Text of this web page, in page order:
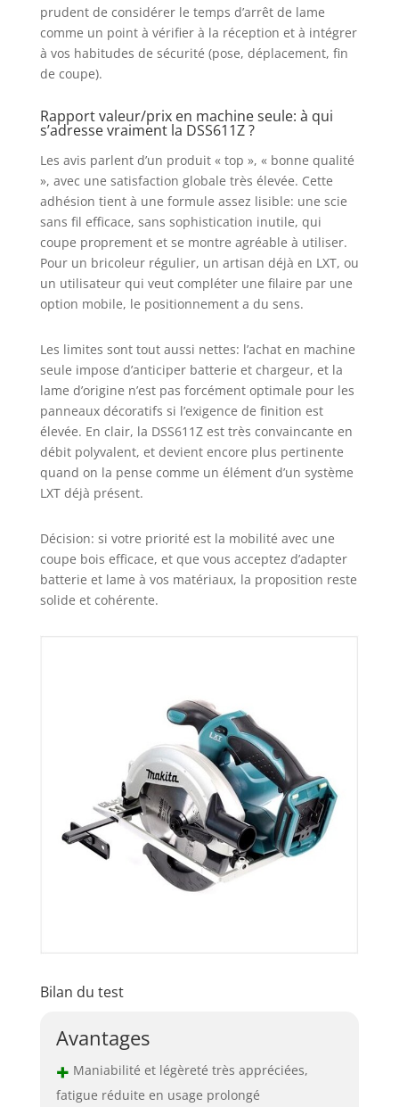
prudent de considérer le temps d’arrêt de lame
comme un point à vérifier à la réception et à intégrer
à vos habitudes de sécurité (pose, déplacement, fin
de coupe).
Rapport valeur/prix en machine seule: à qui
s’adresse vraiment la DSS611Z ?
Les avis parlent d’un produit « top », « bonne qualité
», avec une satisfaction globale très élevée. Cette
adhésion tient à une formule assez lisible: une scie
sans fil efficace, sans sophistication inutile, qui
coupe proprement et se montre agréable à utiliser.
Pour un bricoleur régulier, un artisan déjà en LXT, ou
un utilisateur qui veut compléter une filaire par une
option mobile, le positionnement a du sens.
Les limites sont tout aussi nettes: l’achat en machine
seule impose d’anticiper batterie et chargeur, et la
lame d’origine n’est pas forcément optimale pour les
panneaux décoratifs si l’exigence de finition est
élevée. En clair, la DSS611Z est très convaincante en
débit polyvalent, et devient encore plus pertinente
quand on la pense comme un élément d’un système
LXT déjà présent.
Décision: si votre priorité est la mobilité avec une
coupe bois efficace, et que vous acceptez d’adapter
batterie et lame à vos matériaux, la proposition reste
solide et cohérente.
Bilan du test
Avantages
+ Maniabilité et légèreté très appréciées,
fatigue réduite en usage prolongé